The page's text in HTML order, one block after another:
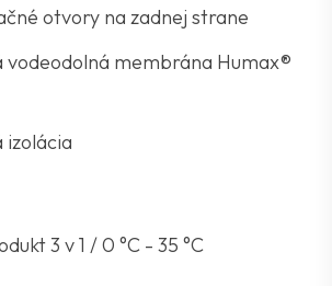
otvory na zadnej strane
membrána Humax®
3 v 1 / 0 °C - 35 °C